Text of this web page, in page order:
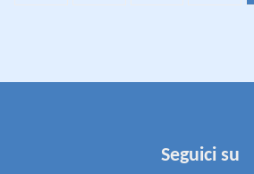
Seguici su